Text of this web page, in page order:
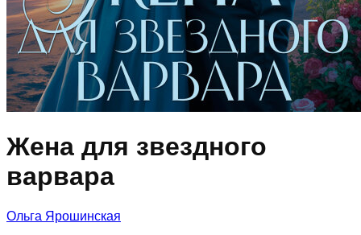
Жена для звездного
варвара
Ольга Ярошинская